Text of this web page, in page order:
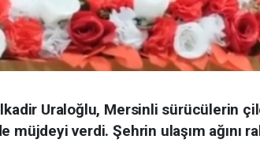
Uraloğlu, Mersinli sürücülerin
müjdeyi verdi. Şehrin ulaşım ağını